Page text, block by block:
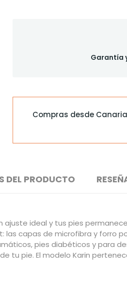
Garantía
Compras desde
DEL PRODUCTO
ideal y tus pies
las capas de microfibra y
pies diabéticos y para
tu pie. El modelo Karin